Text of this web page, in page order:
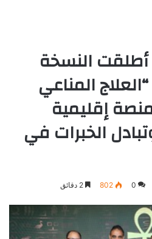
أطلقت النسخة
المناعي
إقليمية
الخبرات في
0
802